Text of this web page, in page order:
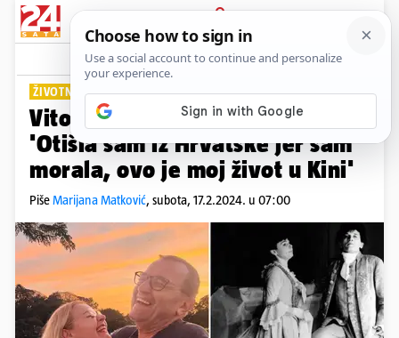
PRIJAVA
Lifestyle Komentari
ŽIVOTNI INTERVJU
Vitomira Lončar više nije Bucka:
'Otišla sam iz Hrvatske jer sam
morala, ovo je moj život u Kini'
PišeMarijana Matković, subota, 17.2.2024. u 07:00